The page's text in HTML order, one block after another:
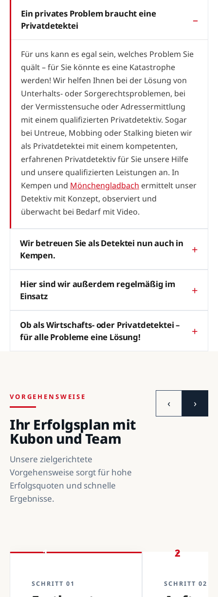
Ein privates Problem braucht eine
Privatdetektei
Für uns kann es egal sein, welches Problem Sie
quält – für Sie könnte es eine Katastrophe
werden! Wir helfen Ihnen bei der Lösung von
Unterhalts- oder Sorgerechtsproblemen, bei
der Vermisstensuche oder Adressermittlung
mit einem qualifizierten Privatdetektiv. Sogar
bei Untreue, Mobbing oder Stalking bieten wir
als Privatdetektei mit einem kompetenten,
erfahrenen Privatdetektiv für Sie unsere Hilfe
und unsere qualifizierten Leistungen an. In
Kempen und Mönchengladbach ermittelt unser
Detektiv mit Konzept, observiert und
überwacht bei Bedarf mit Video.
Wir betreuen Sie als Detektei nun auch in
Kempen.
Hier sind wir außerdem regelmäßig im
Einsatz
Ob als Wirtschafts- oder Privatdetektei –
für alle Probleme eine Lösung!
VORGEHENSWEISE
Ihr Erfolgsplan mit
Kubon und Team
Unsere zielgerichtete
Vorgehensweise sorgt für hohe
Erfolgsquoten und schnelle
Ergebnisse.
‹ ›
1
SCHRITT 01
2
SCHRITT 02